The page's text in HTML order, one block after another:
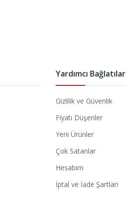
Yardımcı Bağlatılar
Gizlilik ve Güvenlik
Fiyatı Düşenler
Yeni Ürünler
Çok Satanlar
Hesabım
İptal ve İade Şartları